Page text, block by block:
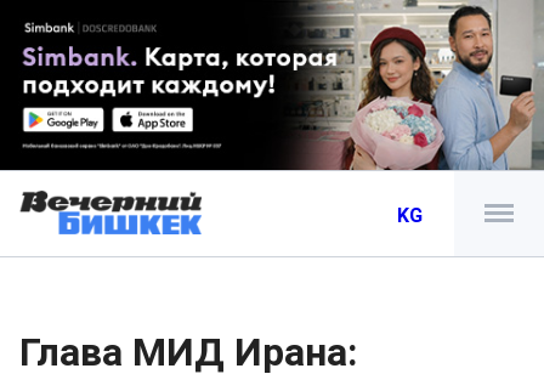
KG
Глава МИД Ирана: